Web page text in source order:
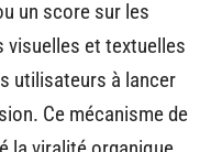
un score sur les
visuelles et textuelles
utilisateurs à lancer
Ce mécanisme de